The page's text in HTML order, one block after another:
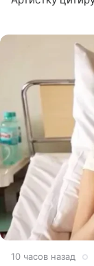
10 часов назад